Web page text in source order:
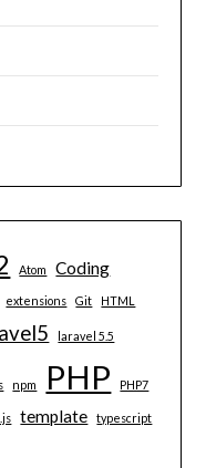
Atom Coding
extensions Git HTML
laravel 5.5
npm PHP PHP7
template
typescript